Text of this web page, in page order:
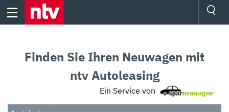
Skip
Audio
Finden Sie Ihren Neuwagen mit
ntv Autoleasing
Ein Service von